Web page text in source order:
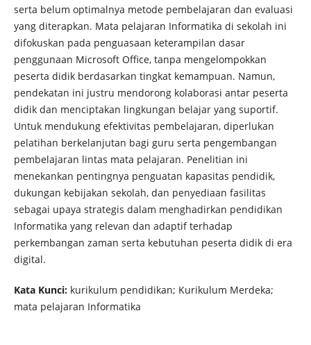
serta belum optimalnya metode pembelajaran dan evaluasi
yang diterapkan. Mata pelajaran Informatika di sekolah ini
difokuskan pada penguasaan keterampilan dasar
penggunaan Microsoft Office, tanpa mengelompokkan
peserta didik berdasarkan tingkat kemampuan. Namun,
pendekatan ini justru mendorong kolaborasi antar peserta
didik dan menciptakan lingkungan belajar yang suportif.
Untuk mendukung efektivitas pembelajaran, diperlukan
pelatihan berkelanjutan bagi guru serta pengembangan
pembelajaran lintas mata pelajaran. Penelitian ini
menekankan pentingnya penguatan kapasitas pendidik,
dukungan kebijakan sekolah, dan penyediaan fasilitas
sebagai upaya strategis dalam menghadirkan pendidikan
Informatika yang relevan dan adaptif terhadap
perkembangan zaman serta kebutuhan peserta didik di era
digital.
Kata Kunci:kurikulum pendidikan; Kurikulum Merdeka;
mata pelajaran Informatika